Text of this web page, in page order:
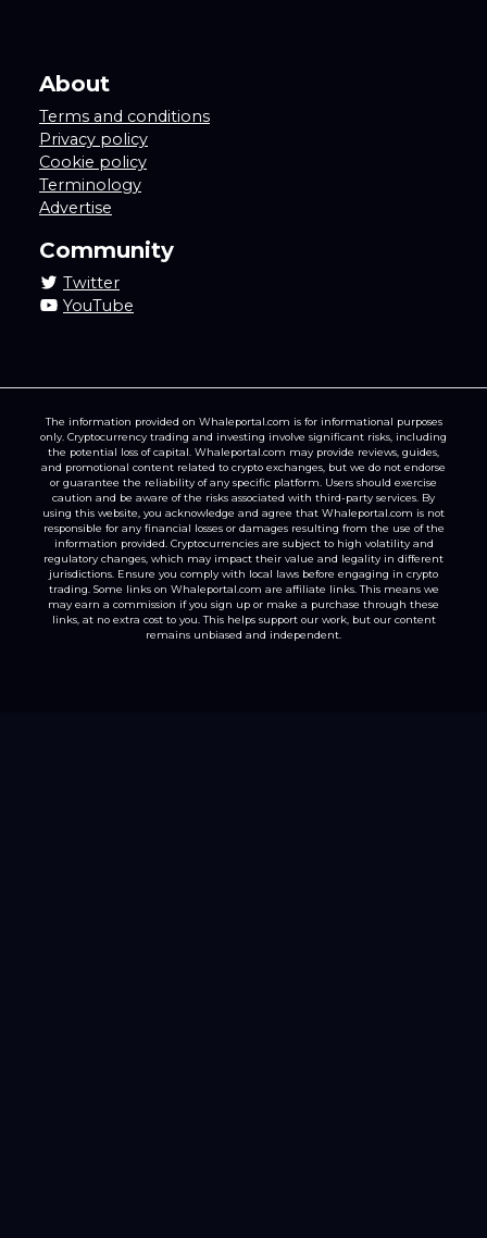
About
Terms and conditions
Privacy policy
Cookie policy
Terminology
Advertise
Community
Twitter
YouTube
The information provided on Whaleportal.com is for informational purposes
only. Cryptocurrency trading and investing involve significant risks, including
the potential loss of capital. Whaleportal.com may provide reviews, guides,
and promotional content related to crypto exchanges, but we do not endorse
or guarantee the reliability of any specific platform. Users should exercise
caution and be aware of the risks associated with third-party services. By
using this website, you acknowledge and agree that Whaleportal.com is not
responsible for any financial losses or damages resulting from the use of the
information provided. Cryptocurrencies are subject to high volatility and
regulatory changes, which may impact their value and legality in different
jurisdictions. Ensure you comply with local laws before engaging in crypto
trading. Some links on Whaleportal.com are affiliate links. This means we
may earn a commission if you sign up or make a purchase through these
links, at no extra cost to you. This helps support our work, but our content
remains unbiased and independent.